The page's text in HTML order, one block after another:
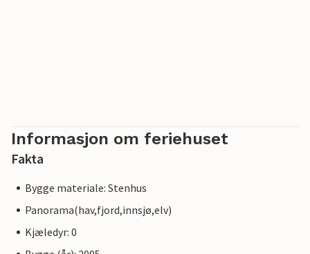
Informasjon om feriehuset
Fakta
Bygge materiale: Stenhus
Panorama(hav,fjord,innsjø,elv)
Kjæledyr: 0